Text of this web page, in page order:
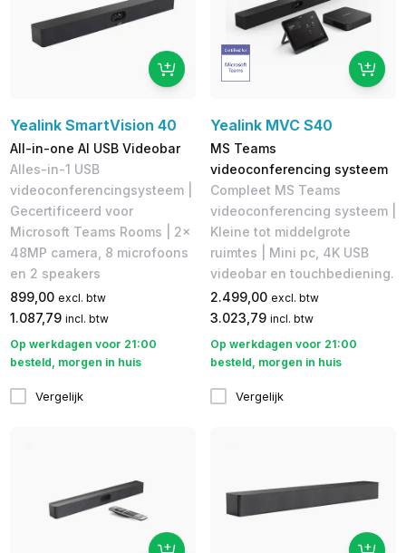
Yealink SmartVision 40
All-in-one AI USB Videobar
Alles-in-1 USB
videoconferencingsysteem |
Gecertificeerd voor
Microsoft Teams Rooms | 2x
48MP camera, 8 microfoons
en 2 speakers
899,00 excl. btw
1.087,79 incl. btw
Op werkdagen voor 21:00
besteld, morgen in huis
Vergelijk
Yealink MVC S40
MS Teams
videoconferencing systeem
Compleet MS Teams
videoconferencing systeem |
Kleine tot middelgrote
ruimtes | Mini pc, 4K USB
videobar en touchbediening.
2.499,00 excl. btw
3.023,79 incl. btw
Op werkdagen voor 21:00
besteld, morgen in huis
Vergelijk